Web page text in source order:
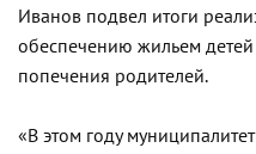
Иванов подвел итоги
обеспечению жильем детей
попечения родителей.
«В этом году